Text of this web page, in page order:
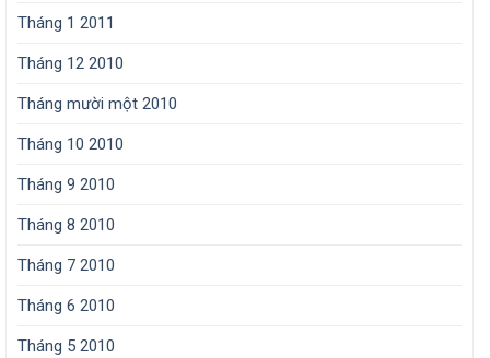
Tháng 1 2011
Tháng 12 2010
Tháng mười một 2010
Tháng 10 2010
Tháng 9 2010
Tháng 8 2010
Tháng 7 2010
Tháng 6 2010
Tháng 5 2010